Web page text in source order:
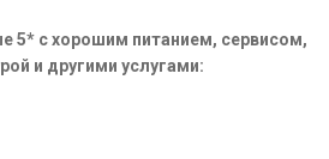
5* с хорошим питанием, сервисом,
и другими услугами: